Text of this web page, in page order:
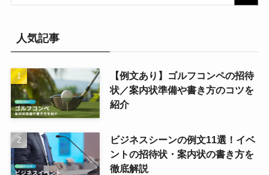
人気記事
【例文あり】ゴルフコンペの招待
状／案内状準備や書き方のコツを
紹介
ビジネスシーンの例文11選！イベ
ントの招待状・案内状の書き方を
徹底解説